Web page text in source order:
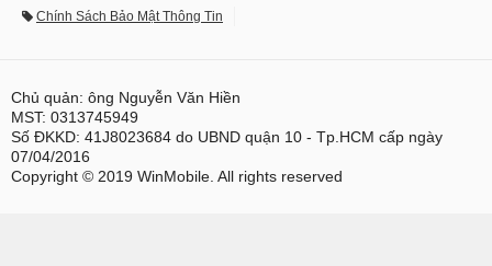
Chính Sách Bảo Mật Thông Tin
Chủ quản: ông Nguyễn Văn Hiền
MST: 0313745949
Số ĐKKD: 41J8023684 do UBND quận 10 - Tp.HCM cấp ngày
07/04/2016
Copyright © 2019 WinMobile. All rights reserved